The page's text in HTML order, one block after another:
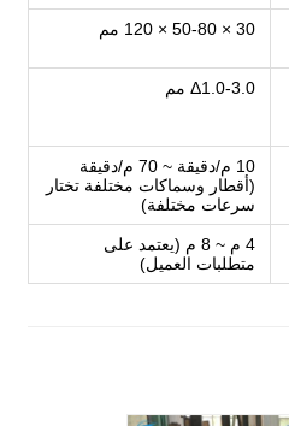
30 × 50-80 × 120 مم
Δ1.0-3.0 مم
10 م/دقيقة ~ 70 م/دقيقة
(أقطار وسماكات مختلفة تختار
سرعات مختلفة)
4 م ~ 8 م (يعتمد على
متطلبات العميل)